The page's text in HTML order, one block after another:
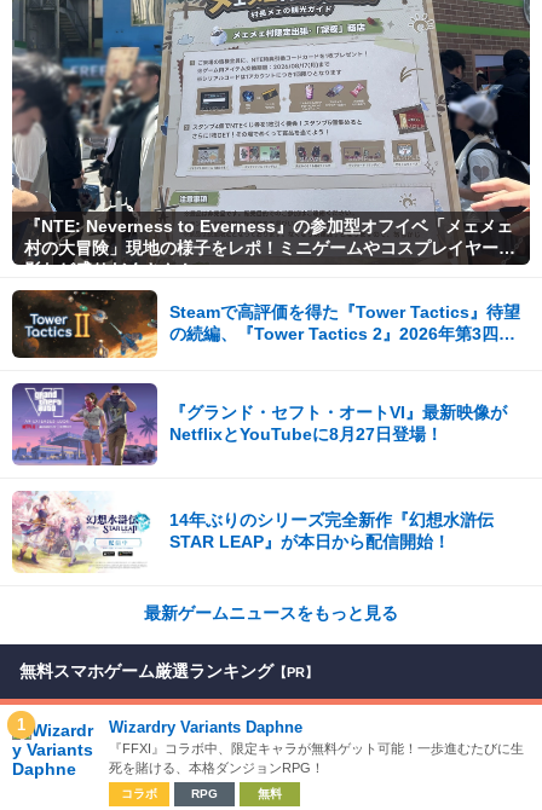
『NTE: Neverness to Everness』の参加型オフイベ「メェメェ
村の大冒険」現地の様子をレポ！ミニゲームやコスプレイヤー撮
影など盛りだくさん！
Steamで高評価を得た『Tower Tactics』待望
の続編、『Tower Tactics 2』2026年第3四半
『グランド・セフト・オートVI』最新映像が
NetflixとYouTubeに8月27日登場！
14年ぶりのシリーズ完全新作『幻想水滸伝
STAR LEAP』が本日から配信開始！
最新ゲームニュースをもっと見る
無料スマホゲーム厳選ランキング 【PR】
1 Wizardry Variants Daphne
『FFXI』コラボ中、限定キャラが無料ゲット可能！一歩進むたびに生
死を賭ける、本格ダンジョンRPG！
コラボ RPG 無料